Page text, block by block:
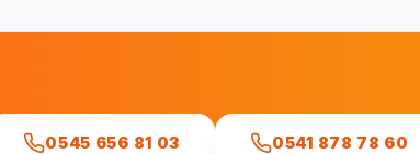
0545 656 81 03 0541 878 78 60